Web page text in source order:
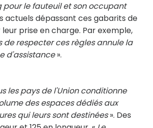
le fauteuil et son occupant
actuels dépassant ces gabarits de
prise en charge. Par exemple,
de respecter ces règles annule la
d'assistance».
les pays de l'Union conditionne
des espaces dédiés aux
qui leurs sont destinées». Des